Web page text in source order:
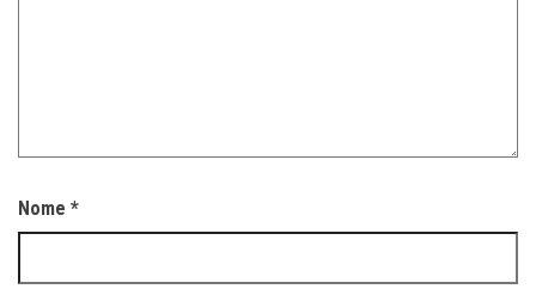
Nome *